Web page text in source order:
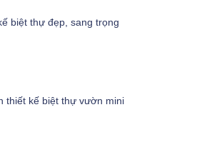
biệt thự đẹp, sang trọng
thiết kế biệt thự vườn mini